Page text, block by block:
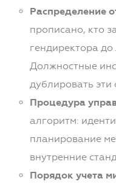
Распределение
прописано, кто
гендиректора
Должностные
дублировать эти
Процедура
алгоритм:
планирование
внутренние
Порядок учета